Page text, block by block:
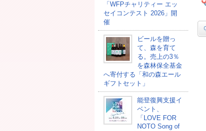
「WFPチャリティー エッ
セイコンテスト 2026」開
催
ビールを贈っ
て、森を育て
る。売上の3％
を森林保全基金
へ寄付する「和の森エール
ギフトセット」
能登復興支援イ
ベント、
「LOVE FOR
NOTO Song of